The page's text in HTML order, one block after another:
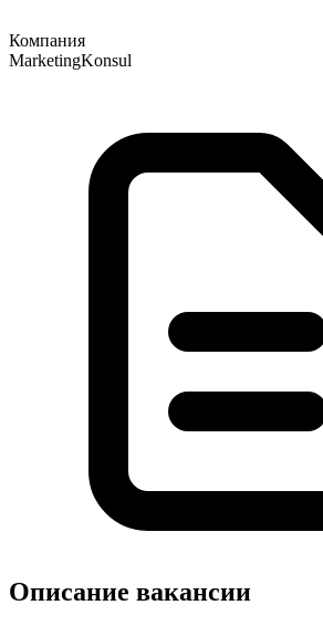
Компания
MarketingKonsul
Описание вакансии